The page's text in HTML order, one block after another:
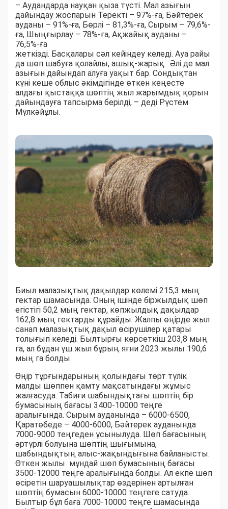
– Аудандарда науқан қыза түсті. Мал азығын
дайындау жоспарын Теректі – 97%-ға, Бәйтерек
ауданы – 91%-ға, Бөрлі – 81,3%-ға, Сырым – 79,6%-
ға, Шыңғырлау – 78%-ға, Ақжайық ауданы –
76,5%-ға
жеткізді. Басқалары сәл кейіндеу келеді. Ауа райы
да шөп шабуға қолайлы, ашық-жарық. Әлі де мал
азығын дайындап алуға уақыт бар. Сондықтан
күні кеше облыс әкімдігінде өткен кеңесте
алдағы қыстаққа шөптің жыл жарымдық қорын
дайындауға тапсырма берілді, – деді Рүстем
Мүлкәйұлы.
Биыл малазықтық дақылдар көлемі 215,3 мың
гектар шамасында. Оның ішінде біржылдық шөп
егістігі 50,2 мың гектар, көпжылдық дақылдар
162,8 мың гектарды құрайды. Жалпы өңірде жыл
санап малазықтық дақыл өсірушілер қатары
толығып келеді. Былтырғы көрсеткіш 203,8 мың
га, ал бұдан үш жыл бұрын, яғни 2023 жылы 190,6
мың га болды.
Өңір тұрғындарының қолындағы төрт түлік
малды шөппен қамту мақсатындағы жұмыс
жалғасуда. Табиғи шабындықтағы шөптің бір
бумасының бағасы 3400-10000 теңге
аралығында. Сырым ауданында – 6000-6500,
Қаратөбеде – 4000-6000, Бәйтерек ауданында
7000-9000 теңгеден ұсынылуда. Шөп бағасының
әртүрлі болуына шөптің шығымына,
шабындықтың алыс-жақындығына байланысты.
Өткен жылы мұндай шөп бумасының бағасы
3500-12000 теңге аралығында болды. Ал екпе шөп
өсіретін шаруашылықтар өздерінен артылған
шөптің бумасын 6000-10000 теңгеге сатуда.
Былтыр бұл баға 7000-10000 теңге шамасында